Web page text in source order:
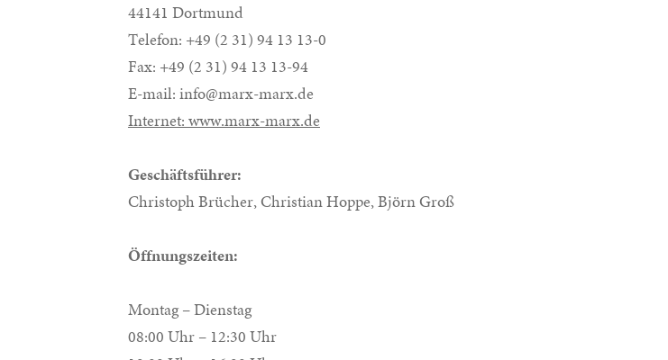
44141 Dortmund
Telefon: +49 (2 31) 94 13 13-0
Fax: +49 (2 31) 94 13 13-94
E-mail: info@marx-marx.de
Internet: www.marx-marx.de
Geschäftsführer:
Christoph Brücher, Christian Hoppe, Björn Groß
Öffnungszeiten:
Montag – Dienstag
08:00 Uhr – 12:30 Uhr